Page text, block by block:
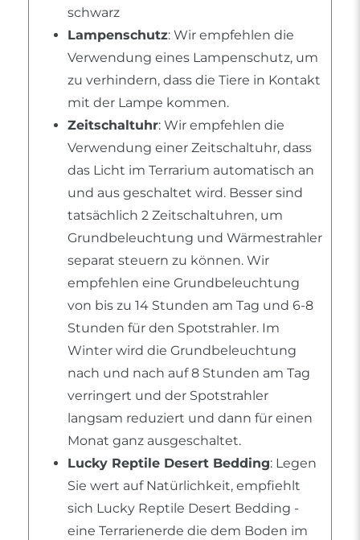
schwarz
Lampenschutz: Wir empfehlen die
Verwendung eines Lampenschutz, um
zu verhindern, dass die Tiere in Kontakt
mit der Lampe kommen.
Zeitschaltuhr: Wir empfehlen die
Verwendung einer Zeitschaltuhr, dass
das Licht im Terrarium automatisch an
und aus geschaltet wird. Besser sind
tatsächlich 2 Zeitschaltuhren, um
Grundbeleuchtung und Wärmestrahler
separat steuern zu können. Wir
empfehlen eine Grundbeleuchtung
von bis zu 14 Stunden am Tag und 6-8
Stunden für den Spotstrahler. Im
Winter wird die Grundbeleuchtung
nach und nach auf 8 Stunden am Tag
verringert und der Spotstrahler
langsam reduziert und dann für einen
Monat ganz ausgeschaltet.
Lucky Reptile Desert Bedding: Legen
Sie wert auf Natürlichkeit, empfiehlt
sich Lucky Reptile Desert Bedding -
eine Terrarienerde die dem Boden im